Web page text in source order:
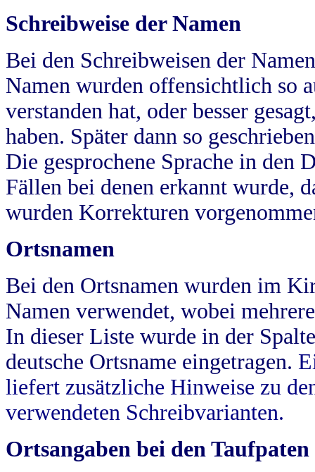
Schreibweise der Namen
Bei den Schreibweisen der
Namen wurden offensichtlich so
verstanden hat, oder besser
haben. Später dann so
Die gesprochene Sprache in
Fällen bei denen erkannt wurde,
wurden Korrekturen
Ortsnamen
Bei den Ortsnamen wurden im
Namen verwendet, wobei
In dieser Liste wurde in der
deutsche Ortsname eingetragen.
liefert zusätzliche Hinweise zu
verwendeten Schreibvarianten.
Ortsangaben bei den Taufpaten